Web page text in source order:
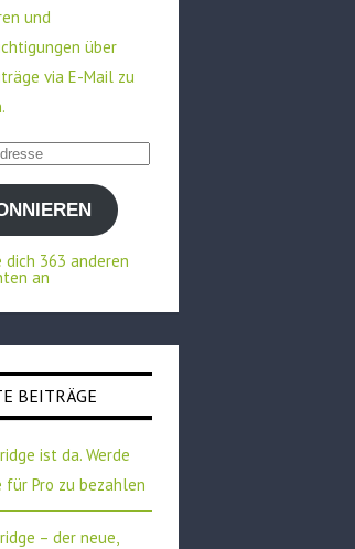
und
über
via E-Mail zu
dich 363 anderen
an
BEITRÄGE
ist da. Werde
für Pro zu bezahlen
– der neue,